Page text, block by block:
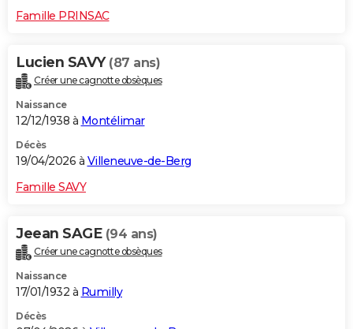
Famille PRINSAC
Lucien SAVY (87 ans)
Créer une cagnotte obsèques
Naissance
12/12/1938 à Montélimar
Décès
19/04/2026 à Villeneuve-de-Berg
Famille SAVY
Jeean SAGE (94 ans)
Créer une cagnotte obsèques
Naissance
17/01/1932 à Rumilly
Décès